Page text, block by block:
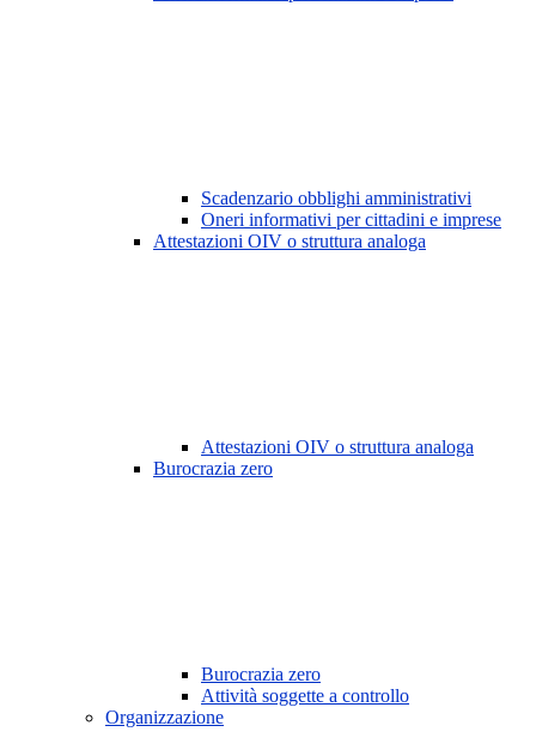
Scadenzario obblighi amministrativi
Oneri informativi per cittadini e imprese
Attestazioni OIV o struttura analoga
Attestazioni OIV o struttura analoga
Burocrazia zero
Burocrazia zero
Attività soggette a controllo
Organizzazione